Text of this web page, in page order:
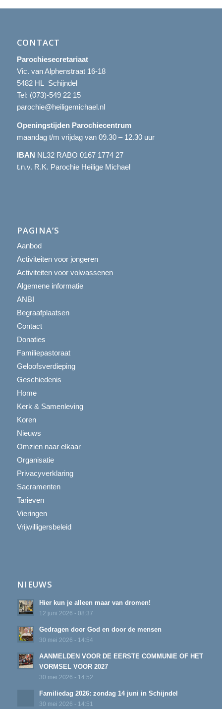
CONTACT
Parochiesecretariaat
Vic. van Alphenstraat 16-18
5482 HL Schijndel
Tel: (073)-549 22 15
parochie@heiligemichael.nl
Openingstijden Parochiecentrum
maandag t/m vrijdag van 09.30 – 12.30 uur
IBAN NL32 RABO 0167 1774 27
t.n.v. R.K. Parochie Heilige Michael
PAGINA’S
Aanbod
Activiteiten voor jongeren
Activiteiten voor volwassenen
Algemene informatie
ANBI
Begraafplaatsen
Contact
Donaties
Familiepastoraat
Geloofsverdieping
Geschiedenis
Home
Kerk & Samenleving
Koren
Nieuws
Omzien naar elkaar
Organisatie
Privacyverklaring
Sacramenten
Tarieven
Vieringen
Vrijwilligersbeleid
NIEUWS
Hier kun je alleen maar van dromen!
12 juni 2026 - 08:37
Gedragen door God en door de mensen
30 mei 2026 - 14:54
AANMELDEN VOOR DE EERSTE COMMUNIE OF HET
VORMSEL VOOR 2027
30 mei 2026 - 14:52
Familiedag 2026: zondag 14 juni in Schijndel
30 mei 2026 - 14:51